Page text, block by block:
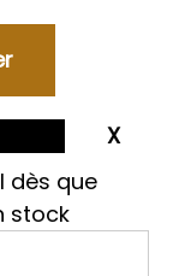
dès que
stock